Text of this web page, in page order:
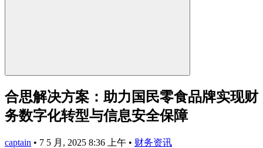
合思解决方案：助力国民零食品牌实现财
务数字化转型与信息安全保障
captain • 7 5 月, 2025 8:36 上午 • 财务资讯